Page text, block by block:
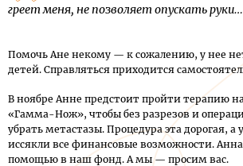
греет меня, не позволяет опускать руки…
Помочь Ане некому — к сожалению, у нее
детей. Справляться приходится
В ноябре Анне предстоит пройти терапию
«Гамма-Нож», чтобы без разрезов и
убрать метастазы. Процедура эта дорогая, а
иссякли все финансовые возможности. Анна
помощью в наш фонд. А мы — просим вас.